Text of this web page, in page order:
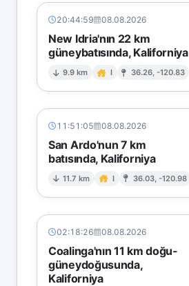
20:44:59 08.08.2026
New Idria'nın 22 km
güneybatısında, Kaliforniya
9.9 km I 36.26, -120.83
11:51:05 08.08.2026
San Ardo'nun 7 km
batısında, Kaliforniya
11.7 km I 36.03, -120.98
02:18:26 08.08.2026
Coalinga'nın 11 km doğu-
güneydoğusunda,
Kaliforniya